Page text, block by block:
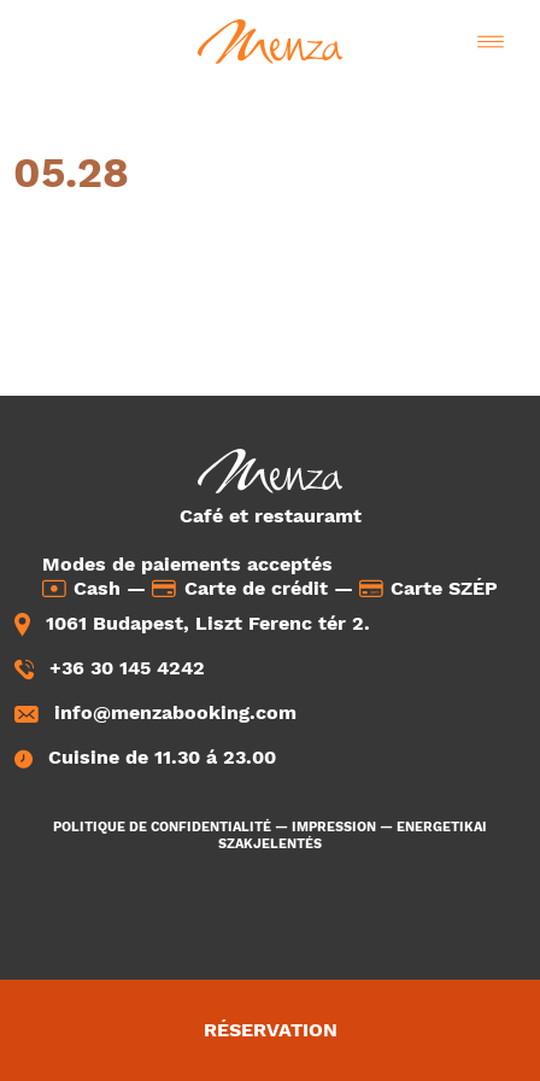
05.28
Café et restauramt
Modes de paiements acceptés
Cash —
Carte de crédit —
Carte SZÉP
1061 Budapest, Liszt Ferenc tér 2.
+36 30 145 4242
info@menzabooking.com
Cuisine de 11.30 á 23.00
POLITIQUE DE CONFIDENTIALITÉ — IMPRESSION — ENERGETIKAI
SZAKJELENTÉS
RÉSERVATION